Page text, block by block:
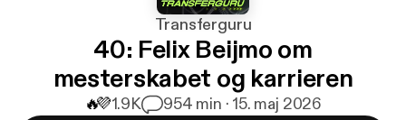
Transferguru
40: Felix Beijmo om
mesterskabet og karrieren
🔥💜1.9K 954 min · 15. maj 2026